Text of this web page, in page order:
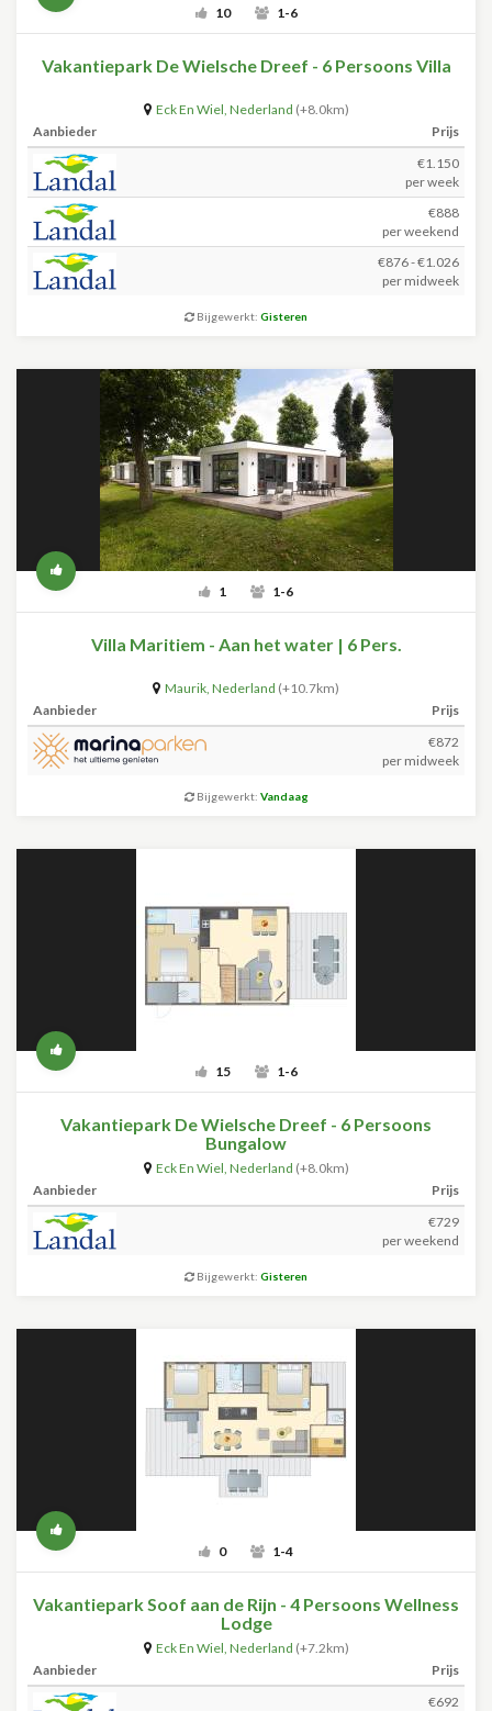
10 1-6
Vakantiepark De Wielsche Dreef - 6 Persoons Villa
Eck En Wiel, Nederland (+8.0km)
Aanbieder
Prijs
€1.150
per week
€888
per weekend
€876 - €1.026
per midweek
Bijgewerkt: Gisteren
1 1-6
Villa Maritiem - Aan het water | 6 Pers.
Maurik, Nederland (+10.7km)
Aanbieder
Prijs
€872
per midweek
Bijgewerkt: Vandaag
15 1-6
Vakantiepark De Wielsche Dreef - 6 Persoons
Bungalow
Eck En Wiel, Nederland (+8.0km)
Aanbieder
Prijs
€729
per weekend
Bijgewerkt: Gisteren
0 1-4
Vakantiepark Soof aan de Rijn - 4 Persoons Wellness
Lodge
Eck En Wiel, Nederland (+7.2km)
Aanbieder
Prijs
€692